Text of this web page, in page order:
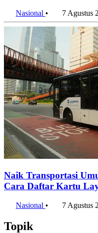
Nasional • 7 Agustus
Naik Transportasi
Cara Daftar Kartu
Nasional • 7 Agustus
Topik